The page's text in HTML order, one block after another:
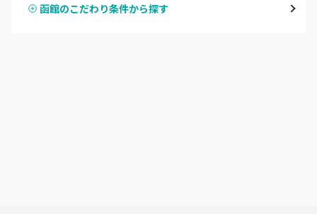
ハンドスカルプ
函館のこだわり条件から探す